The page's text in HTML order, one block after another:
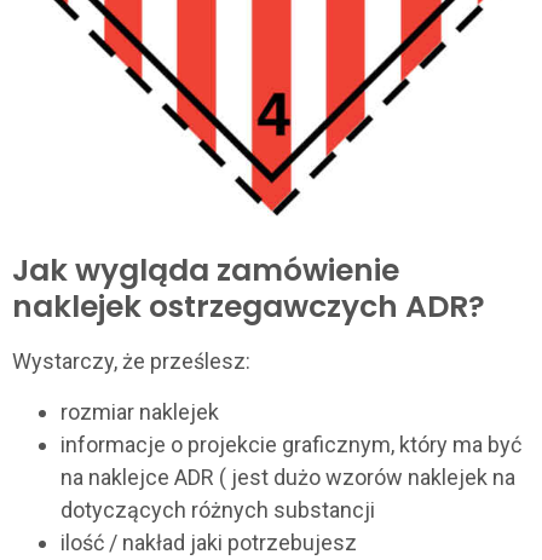
Jak wygląda zamówienie
naklejek ostrzegawczych ADR?
Wystarczy, że prześlesz:
rozmiar naklejek
informacje o projekcie graficznym, który ma być
na naklejce ADR ( jest dużo wzorów naklejek na
dotyczących różnych substancji
ilość / nakład jaki potrzebujesz